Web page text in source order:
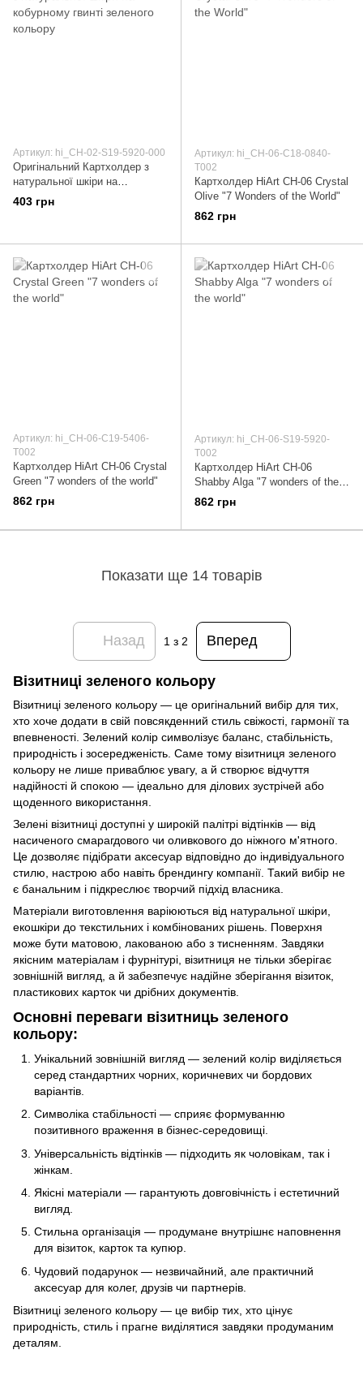
Артикул: hi_CH-02-S19-5920-000
Оригінальний Картхолдер з
натуральної шкіри на
кобурному гвинті зеленого
кольору
403 грн
Артикул: hi_CH-06-C18-0840-
T002
Картхолдер HiArt CH-06 Crystal
Olive "7 Wonders of the World"
862 грн
Артикул: hi_CH-06-C19-5406-
T002
Картхолдер HiArt CH-06 Crystal
Green "7 wonders of the world"
862 грн
Артикул: hi_CH-06-S19-5920-
T002
Картхолдер HiArt CH-06
Shabby Alga "7 wonders of the
world"
862 грн
Показати ще 14 товарів
Назад 1 з 2 Вперед
Візитниці зеленого кольору
Візитниці зеленого кольору — це оригінальний вибір для тих,
хто хоче додати в свій повсякденний стиль свіжості, гармонії та
впевненості. Зелений колір символізує баланс, стабільність,
природність і зосередженість. Саме тому візитниця зеленого
кольору не лише приваблює увагу, а й створює відчуття
надійності й спокою — ідеально для ділових зустрічей або
щоденного використання.
Зелені візитниці доступні у широкій палітрі відтінків — від
насиченого смарагдового чи оливкового до ніжного м'ятного.
Це дозволяє підібрати аксесуар відповідно до індивідуального
стилю, настрою або навіть брендингу компанії. Такий вибір не
є банальним і підкреслює творчий підхід власника.
Матеріали виготовлення варіюються від натуральної шкіри,
екошкіри до текстильних і комбінованих рішень. Поверхня
може бути матовою, лакованою або з тисненням. Завдяки
якісним матеріалам і фурнітурі, візитниця не тільки зберігає
зовнішній вигляд, а й забезпечує надійне зберігання візиток,
пластикових карток чи дрібних документів.
Основні переваги візитниць зеленого
кольору:
Унікальний зовнішній вигляд — зелений колір виділяється
серед стандартних чорних, коричневих чи бордових
варіантів.
Символіка стабільності — сприяє формуванню
позитивного враження в бізнес-середовищі.
Універсальність відтінків — підходить як чоловікам, так і
жінкам.
Якісні матеріали — гарантують довговічність і естетичний
вигляд.
Стильна організація — продумане внутрішнє наповнення
для візиток, карток та купюр.
Чудовий подарунок — незвичайний, але практичний
аксесуар для колег, друзів чи партнерів.
Візитниці зеленого кольору — це вибір тих, хто цінує
природність, стиль і прагне виділятися завдяки продуманим
деталям.